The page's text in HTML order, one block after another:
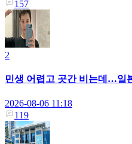
157
2
민생 어렵고 곳간 비는데…일
2026-08-06 11:18
119